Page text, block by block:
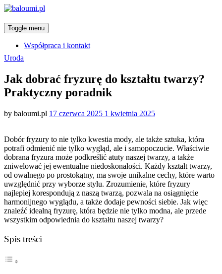
Toggle menu
Współpraca i kontakt
Categories
Uroda
Jak dobrać fryzurę do kształtu twarzy?
Praktyczny poradnik
by baloumi.pl Posted
17 czerwca 2025 1 kwietnia 2025
Dobór fryzury to nie tylko kwestia mody, ale także sztuka, która
potrafi odmienić nie tylko wygląd, ale i samopoczucie. Właściwie
dobrana fryzura może podkreślić atuty naszej twarzy, a także
zniwelować jej ewentualne niedoskonałości. Każdy kształt twarzy,
od owalnego po prostokątny, ma swoje unikalne cechy, które warto
uwzględnić przy wyborze stylu. Zrozumienie, które fryzury
najlepiej korespondują z naszą twarzą, pozwala na osiągnięcie
harmonijnego wyglądu, a także dodaje pewności siebie. Jak więc
znaleźć idealną fryzurę, która będzie nie tylko modna, ale przede
wszystkim odpowiednia do kształtu naszej twarzy?
Spis treści